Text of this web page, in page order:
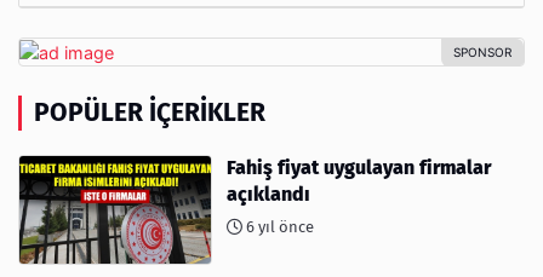
POPÜLER İÇERIKLER
Fahiş fiyat uygulayan firmalar
açıklandı
6 yıl önce